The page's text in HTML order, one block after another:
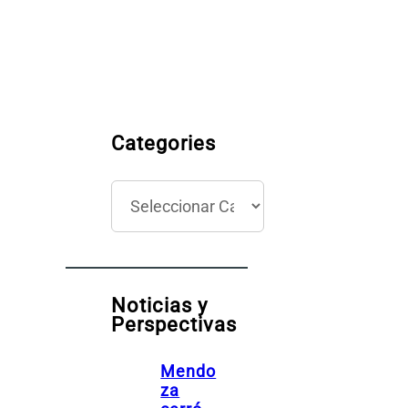
Categories
t
o
r
Noticias y
Perspectivas
Mendo
za